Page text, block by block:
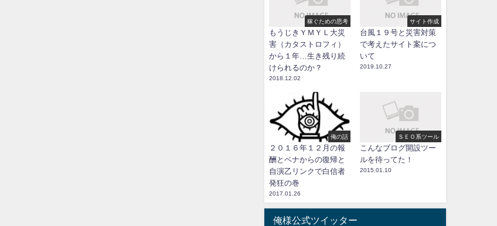
稼ぐための思考
もうじきＹＭＹＬ大災
害（カタストロフィ）
から１年…生き残り続
けられるのか？
2018.12.02
サイト作成
台風１９号と災害対策
で考えたサイト案につ
いて
2019.10.27
俺の話
２０１６年１２月の報
酬とペナからの復帰と
自演乙リンクで白信者
発狂の巻
2017.01.26
ＳＥＯ系ツール
こんなブログ開設ツー
ルを待ってた！
2015.01.10
俺様公式ツイッター